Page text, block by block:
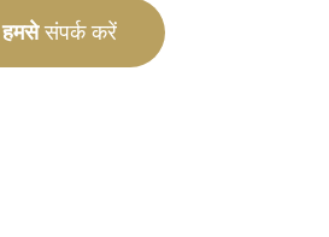
हमसेसंपर्क करें